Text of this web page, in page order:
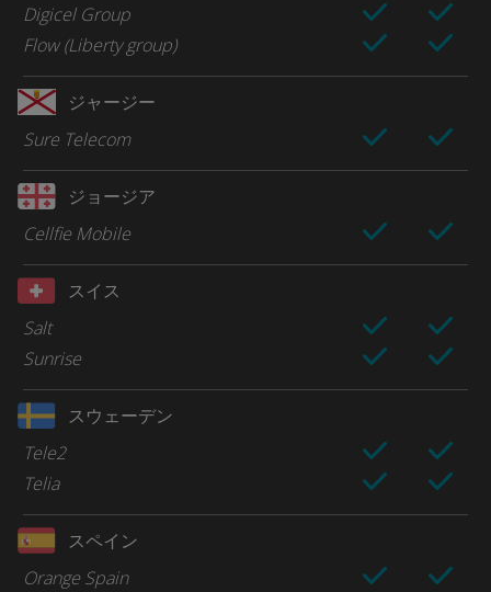
Digicel Group
Flow (Liberty group)
ジャージー
Sure Telecom
ジョージア
Cellfie Mobile
スイス
Salt
Sunrise
スウェーデン
Tele2
Telia
スペイン
Orange Spain